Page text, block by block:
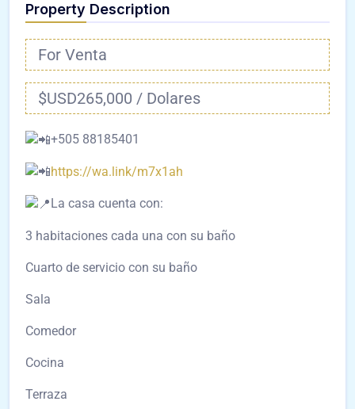
Property Description
For Venta
$USD265,000 / Dolares
+505 88185401
https://wa.link/m7x1ah
La casa cuenta con:
3 habitaciones cada una con su baño
Cuarto de servicio con su baño
Sala
Comedor
Cocina
Terraza